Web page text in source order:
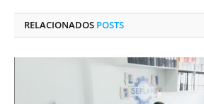
RELACIONADOS POSTS